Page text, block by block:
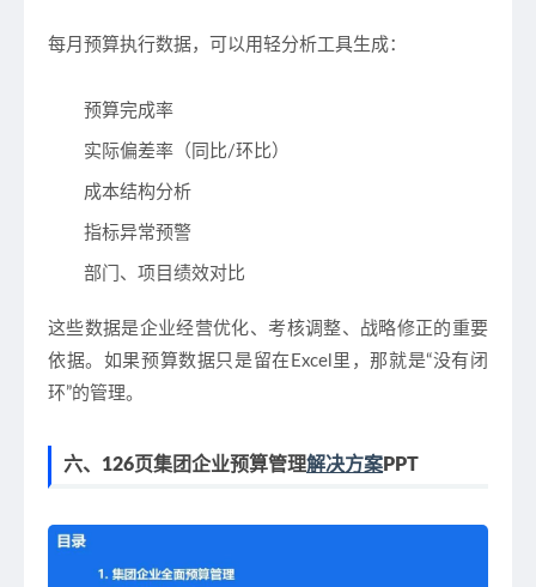
每月预算执行数据，可以用轻分析工具生成：
预算完成率
实际偏差率（同比/环比）
成本结构分析
指标异常预警
部门、项目绩效对比
这些数据是企业经营优化、考核调整、战略修正 的重要
依据。如果预算数据只是留在Excel里，那就是“没有闭
环”的管理。
六、126页集团企业预算管理解决方案PPT